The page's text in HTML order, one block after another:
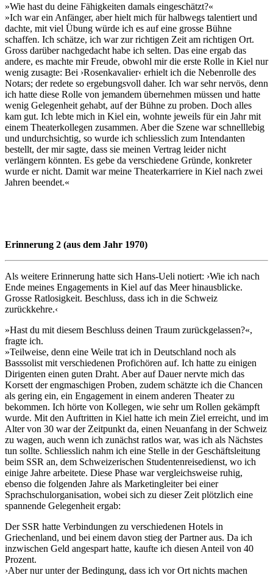
»Wie hast du deine Fähigkeiten damals eingeschätzt?«
»Ich war ein Anfänger, aber hielt mich für halbwegs talentiert und
dachte, mit viel Übung würde ich es auf eine grosse Bühne
schaffen. Ich schätze, ich war zur richtigen Zeit am richtigen Ort.
Gross darüber nachgedacht habe ich selten. Das eine ergab das
andere, es machte mir Freude, obwohl mir die erste Rolle in Kiel nur
wenig zusagte: Bei ›Rosenkavalier‹ erhielt ich die Nebenrolle des
Notars; der redete so ergebungsvoll daher. Ich war sehr nervös, denn
ich hatte diese Rolle von jemandem übernehmen müssen und hatte
wenig Gelegenheit gehabt, auf der Bühne zu proben. Doch alles
kam gut. Ich lebte mich in Kiel ein, wohnte jeweils für ein Jahr mit
einem Theaterkollegen zusammen. Aber die Szene war schnelllebig
und undurchsichtig, so wurde ich schliesslich zum Intendanten
bestellt, der mir sagte, dass sie meinen Vertrag leider nicht
verlängern könnten. Es gebe da verschiedene Gründe, konkreter
wurde er nicht. Damit war meine Theaterkarriere in Kiel nach zwei
Jahren beendet.«
Erinnerung 2 (aus dem Jahr 1970)
Als weitere Erinnerung hatte sich Hans-Ueli notiert: ›Wie ich nach
Ende meines Engagements in Kiel auf das Meer hinausblicke.
Grosse Ratlosigkeit. Beschluss, dass ich in die Schweiz
zurückkehre.‹
»Hast du mit diesem Beschluss deinen Traum zurückgelassen?«,
fragte ich.
»Teilweise, denn eine Weile trat ich in Deutschland noch als
Basssolist mit verschiedenen Profichören auf. Ich hatte zu einigen
Dirigenten einen guten Draht. Aber auf Dauer nervte mich das
Korsett der engmaschigen Proben, zudem schätzte ich die Chancen
als gering ein, ein Engagement in einem anderen Theater zu
bekommen. Ich hörte von Kollegen, wie sehr um Rollen gekämpft
wurde. Mit den Auftritten in Kiel hatte ich mein Ziel erreicht, und im
Alter von 30 war der Zeitpunkt da, einen Neuanfang in der Schweiz
zu wagen, auch wenn ich zunächst ratlos war, was ich als Nächstes
tun sollte. Schliesslich nahm ich eine Stelle in der Geschäftsleitung
beim SSR an, dem Schweizerischen Studentenreisedienst, wo ich
einige Jahre arbeitete. Diese Phase war vergleichsweise ruhig,
ebenso die folgenden Jahre als Marketingleiter bei einer
Sprachschulorganisation, wobei sich zu dieser Zeit plötzlich eine
spannende Gelegenheit ergab:
Der SSR hatte Verbindungen zu verschiedenen Hotels in
Griechenland, und bei einem davon stieg der Partner aus. Da ich
inzwischen Geld angespart hatte, kaufte ich diesen Anteil von 40
Prozent.
›Aber nur unter der Bedingung, dass ich vor Ort nichts machen